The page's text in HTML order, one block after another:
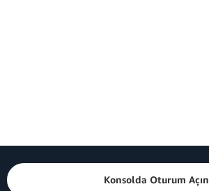
Konsolda Oturum Açın